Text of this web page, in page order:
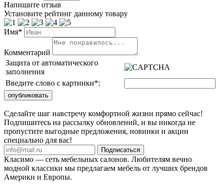
Напишите отзыв
Установите рейтинг данному товару
Имя*
Комментарий
Защита от автоматического
заполнения
Введите слово с картинки*:
Сделайте шаг навстречу комфортной жизни прямо сейчас!
Подпишитесь на рассылку обновлений, и вы никогда не
пропустите выгодные предложения, новинки и акции
специально для вас!
Подписаться
Класимо — cеть мебельных салонов. Любителям вечно
модной классики мы предлагаем мебель от лучших брендов
Америки и Европы.